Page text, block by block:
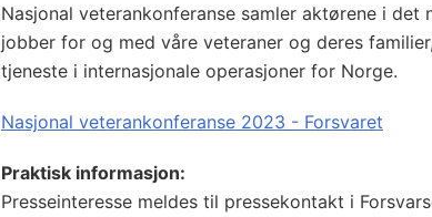
Nasjonal veterankonferanse samler aktørene i det
jobber for og med våre veteraner og deres
tjeneste i internasjonale operasjoner for Norge.
Nasjonal veteran­konferanse 2023 - Forsvaret
Praktisk informasjon:
Presseinteresse meldes til pressekontakt i